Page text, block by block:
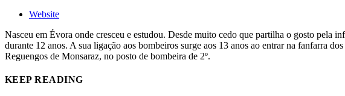
Website
Nasceu em Évora onde cresceu e estudou. Desde muito cedo que partilha o gosto pela
durante 12 anos. A sua ligação aos bombeiros surge aos 13 anos ao entrar na fanfarra
Reguengos de Monsaraz, no posto de bombeira de 2º.
KEEP READING